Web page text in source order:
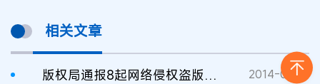
相关文章
版权局通报8起网络侵权盗版案 影视作品成重灾区 2014-07-11